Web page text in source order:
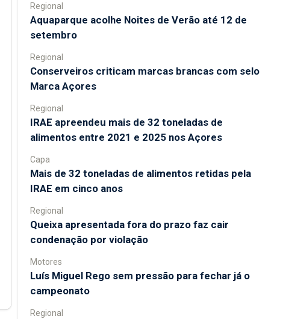
Regional
Aquaparque acolhe Noites de Verão até 12 de
setembro
Regional
Conserveiros criticam marcas brancas com selo
Marca Açores
Regional
IRAE apreendeu mais de 32 toneladas de
alimentos entre 2021 e 2025 nos Açores
Capa
Mais de 32 toneladas de alimentos retidas pela
IRAE em cinco anos
Regional
Queixa apresentada fora do prazo faz cair
condenação por violação
Motores
Luís Miguel Rego sem pressão para fechar já o
campeonato
Regional